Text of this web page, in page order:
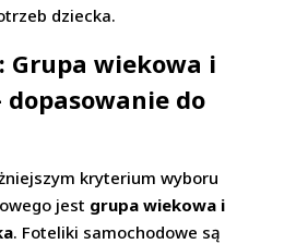
dziecka.
Grupa wiekowa i
dopasowanie do
kryterium wyboru
jest grupa wiekowa i
. Foteliki samochodowe są